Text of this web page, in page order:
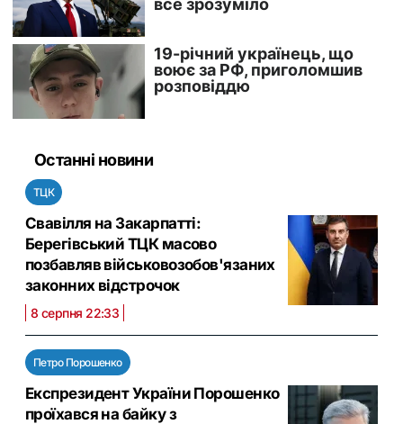
Останні новини
ТЦК
Свавілля на Закарпатті:
Берегівський ТЦК масово
позбавляв військовозобов'язаних
законних відстрочок
8 серпня 22:33
Петро Порошенко
Експрезидент України Порошенко
проїхався на байку з